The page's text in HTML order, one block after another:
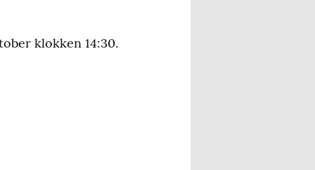
klokken 14:30.